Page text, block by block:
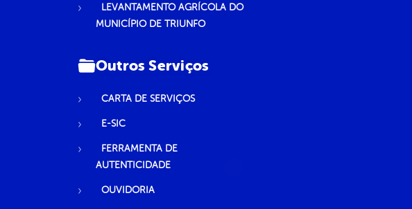
LEVANTAMENTO AGRÍCOLA DO
MUNICÍPIO DE TRIUNFO
Outros Serviços
CARTA DE SERVIÇOS
E-SIC
FERRAMENTA DE
AUTENTICIDADE
OUVIDORIA